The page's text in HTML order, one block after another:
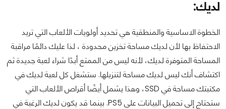
لديك:
الخطوة الاساسية والمنطقية هي تحديد أولويات الألعاب التي تريد
الاحتفاظ بها لأن لديك مساحة تخزين محدودة ، لذا عليك دائمًا مراقبة
المساحة المتوفرة لديك، لأنه ليس من الممتع أبدًا شراء لعبة جديدة ثم
اكتشاف أنك ليس لديك مساحة لتنزيلها. ستشغل كل لعبة لديك في
مكتبتك مساحة في SSD، وهذا يشمل أيضًا أقراص الألعاب التي
ستحتاج إلى تحميل البيانات على PS5. بينما قد يكون لديك الرغبة في